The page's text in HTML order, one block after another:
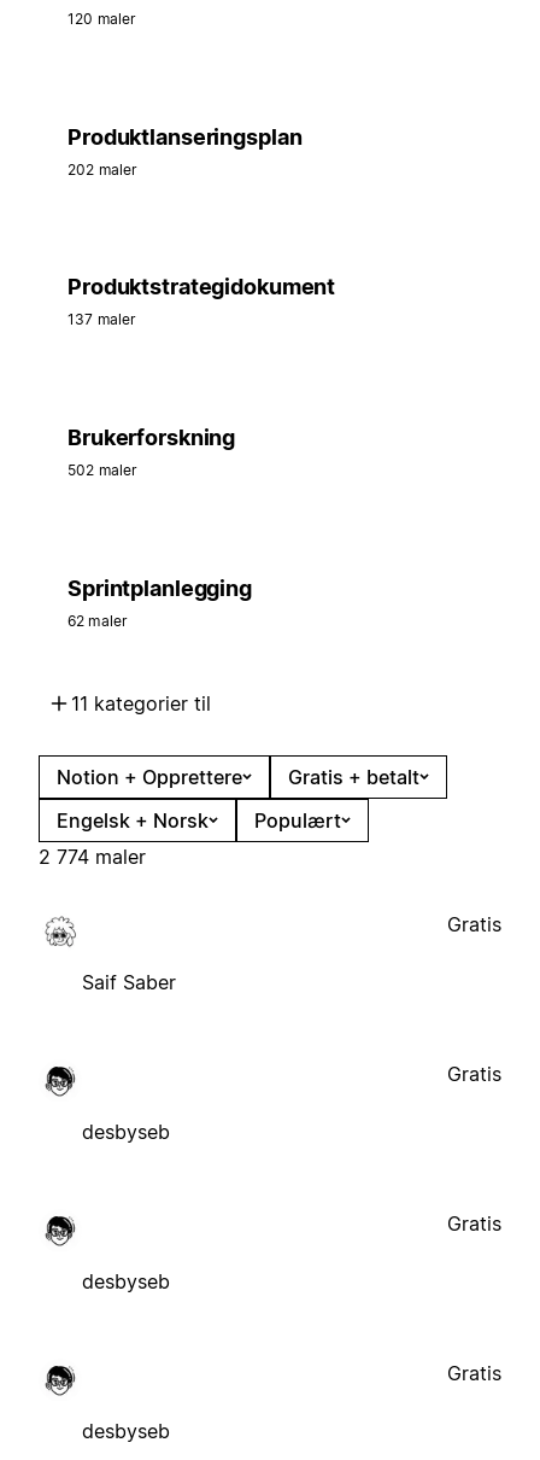
120 maler
Produktlanseringsplan
202 maler
Produktstrategidokument
137 maler
Brukerforskning
502 maler
Sprintplanlegging
62 maler
11 kategorier til
Notion + Opprettere
Gratis + betalt
Engelsk + Norsk
Populært
2 774 maler
Saif Saber
Gratis
desbyseb
Gratis
desbyseb
Gratis
desbyseb
Gratis